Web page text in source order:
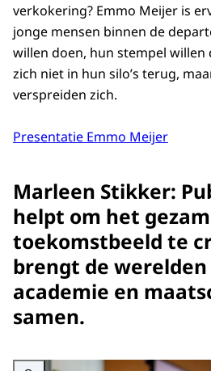
verkokering? Emmo Meijer is
jonge mensen binnen de
willen doen, hun stempel willen
zich niet in hun silo’s terug,
verspreiden zich.
Presentatie Emmo Meijer
Marleen Stikker:
helpt om het
toekomstbeeld te
brengt de
academie en
samen.
Vergroot afbeelding AWTI Symposium: